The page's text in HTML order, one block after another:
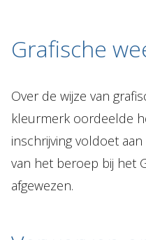
Grafische
Over de wijze van
kleurmerk oordeelde
inschrijving voldoet
van het beroep bij het
afgewezen.